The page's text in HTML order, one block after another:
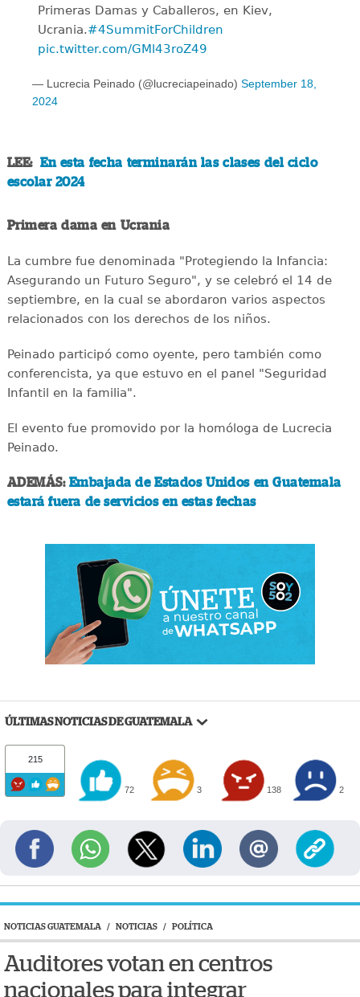
Primeras Damas y Caballeros, en Kiev,
Ucrania.#4SummitForChildren
pic.twitter.com/GMl43roZ49
— Lucrecia Peinado (@lucreciapeinado) September 18,
2024
LEE:En esta fecha terminarán las clases del ciclo
escolar 2024
Primera dama en Ucrania
La cumbre fue denominada "Protegiendo la Infancia:
Asegurando un Futuro Seguro", y se celebró el 14 de
septiembre, en la cual se abordaron varios aspectos
relacionados con los derechos de los niños.
Peinado participó como oyente, pero también como
conferencista, ya que estuvo en el panel "Seguridad
Infantil en la familia".
El evento fue promovido por la homóloga de Lucrecia
Peinado.
ADEMÁS: Embajada de Estados Unidos en Guatemala
estará fuera de servicios en estas fechas
ÚLTIMAS NOTICIAS DE GUATEMALA
215
72 3 138 2
NOTICIAS GUATEMALA / NOTICIAS / POLÍTICA
Auditores votan en centros
nacionales para integrar